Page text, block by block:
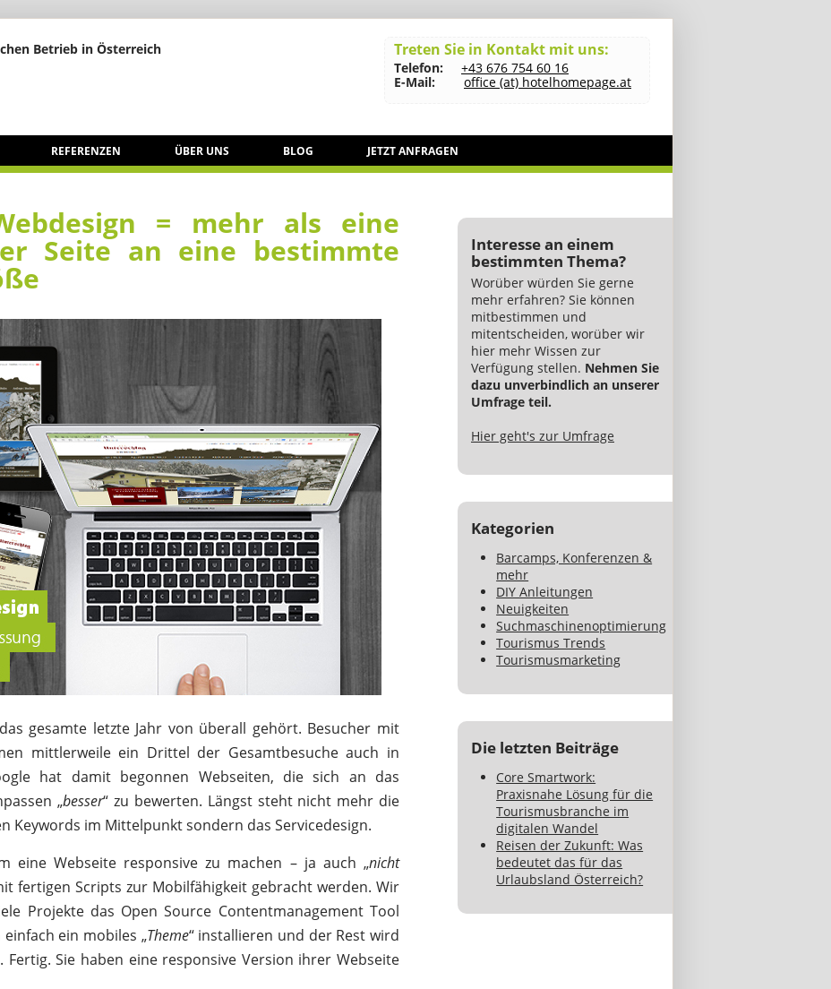
Betrieb in Österreich Treten Sie in Kontakt mit uns:
Telefon:
+43 676 754 60 16
E-Mail:
office (at) hotelhomepage.at
REFERENZEN ÜBER UNS BLOG JETZT ANFRAGEN
= mehr als eine
Seite an eine bestimmte
gesamte letzte Jahr von überall gehört. Besucher mit
mittlerweile ein Drittel der Gesamtbesuche auch in
hat damit begonnen Webseiten, die sich an das
„besser“ zu bewerten. Längst steht nicht mehr die
Keywords im Mittelpunkt sondern das Servicedesign.
eine Webseite responsive zu machen – ja auch „nicht
fertigen Scripts zur Mobilfähigkeit gebracht werden. Wir
Projekte das Open Source Contentmanagement Tool
ein mobiles „Theme“ installieren und der Rest wird
Sie haben eine responsive Version ihrer Webseite
Interesse an einem
bestimmten Thema?
Worüber würden Sie gerne
mehr erfahren? Sie können
mitbestimmen und
mitentscheiden, worüber wir
hier mehr Wissen zur
Verfügung stellen. Nehmen Sie
dazu unverbindlich an unserer
Umfrage teil.
Hier geht's zur Umfrage
Kategorien
Barcamps, Konferenzen &
mehr
DIY Anleitungen
Neuigkeiten
Suchmaschinenoptimierung
Tourismus Trends
Tourismusmarketing
Die letzten Beiträge
Core Smartwork:
Praxisnahe Lösung für die
Tourismusbranche im
digitalen Wandel
Reisen der Zukunft: Was
bedeutet das für das
Urlaubsland Österreich?